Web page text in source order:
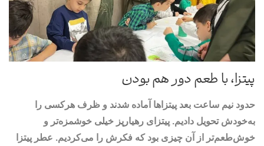
پیتزا، با طعم دور هم بودن
حدود نیم ساعت بعد پیتزاها آماده شدند و ظرف هرکسی را
به‌خودش تحویل دادیم. پیتزای رهیارپز خیلی خوشمزه‌تر و
خوش‌طعم‌تر از آن چیزی بود که فکرش را می‌کردیم. عطر پیتزا